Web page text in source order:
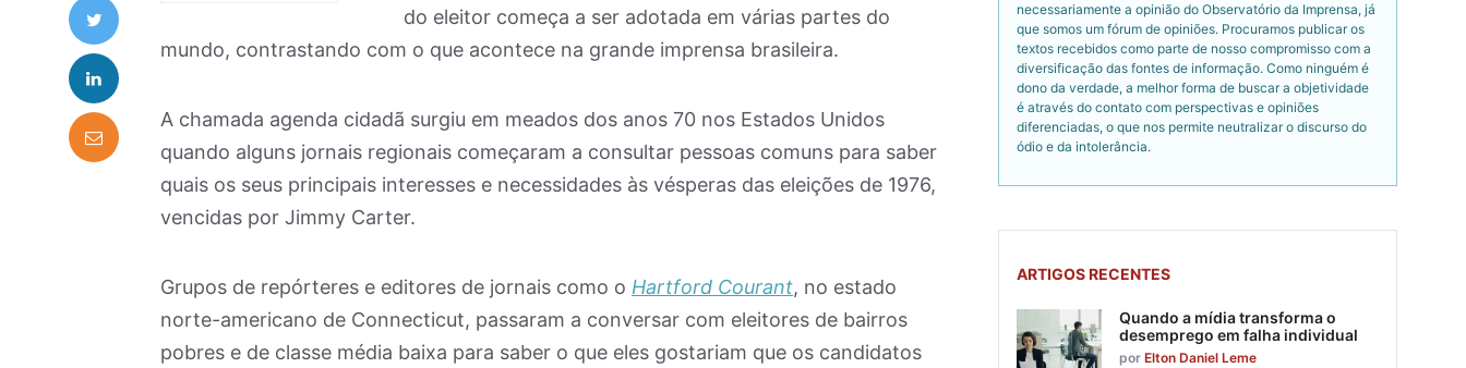
do eleitor começa a ser adotada em várias partes do
mundo, contrastando com o que acontece na grande imprensa brasileira.
A chamada agenda cidadã surgiu em meados dos anos 70 nos Estados Unidos
quando alguns jornais regionais começaram a consultar pessoas comuns para saber
quais os seus principais interesses e necessidades às vésperas das eleições de 1976,
vencidas por Jimmy Carter.
Grupos de repórteres e editores de jornais como o Hartford Courant, no estado
norte-americano de Connecticut, passaram a conversar com eleitores de bairros
pobres e de classe média baixa para saber o que eles gostariam que os candidatos
necessariamente a opinião do Observatório da Imprensa, já
que somos um fórum de opiniões. Procuramos publicar os
textos recebidos como parte de nosso compromisso com a
diversificação das fontes de informação. Como ninguém é
dono da verdade, a melhor forma de buscar a objetividade
é através do contato com perspectivas e opiniões
diferenciadas, o que nos permite neutralizar o discurso do
ódio e da intolerância.
ARTIGOS RECENTES
Quando a mídia transforma o
desemprego em falha individual
por Elton Daniel Leme